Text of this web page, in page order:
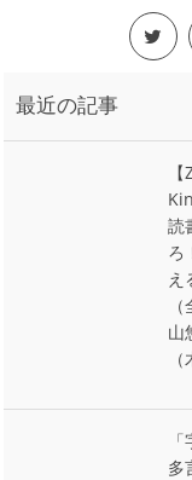
最近の記事
読
ろ
え
山
多